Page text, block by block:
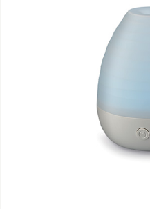
DOCUMENTATIE PRODUCTEN